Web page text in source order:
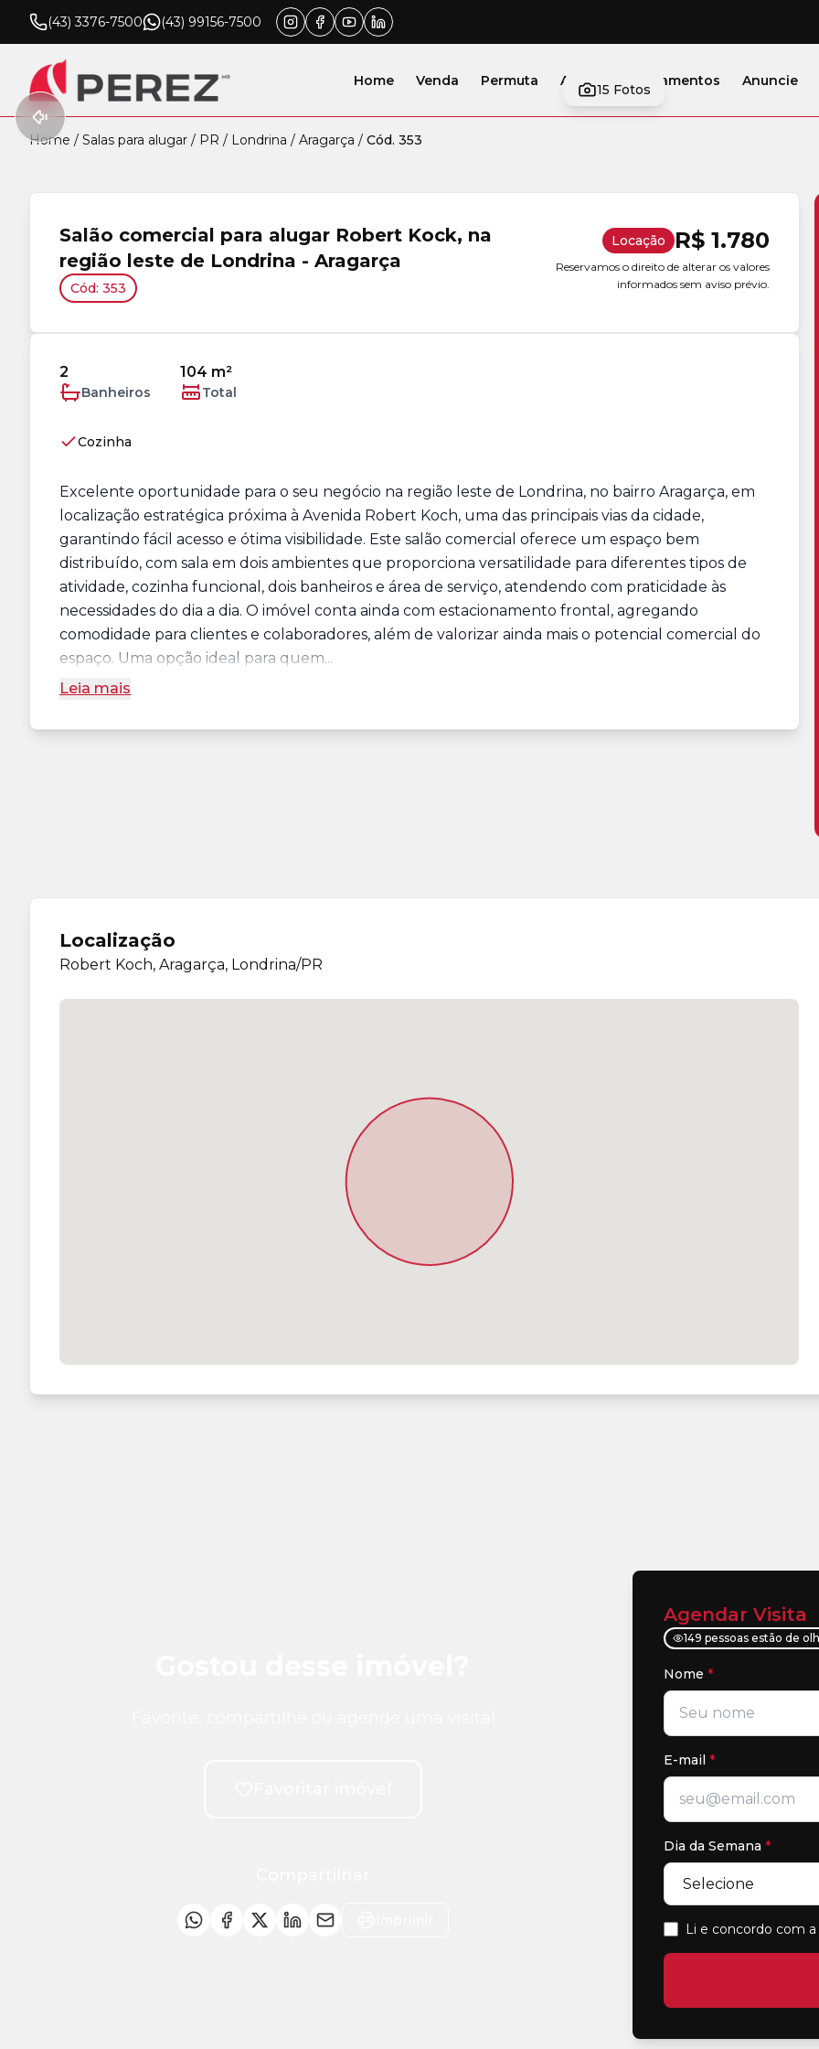
(43) 3376-7500 (43) 99156-7500
Home Venda Permuta Alugar Lançamentos Anuncie
15 Fotos
Home / Salas para alugar / PR / Londrina / Aragarça / Cód. 353
Salão comercial para alugar Robert Kock, na
região leste de Londrina - Aragarça
Cód: 353
Locação R$ 1.780
Reservamos o direito de alterar os valores
informados sem aviso prévio.
2
Banheiros
104 m²
Total
Cozinha
Excelente oportunidade para o seu negócio na região leste de Londrina, no bairro Aragarça, em
localização estratégica próxima à Avenida Robert Koch, uma das principais vias da cidade,
garantindo fácil acesso e ótima visibilidade. Este salão comercial oferece um espaço bem
distribuído, com sala em dois ambientes que proporciona versatilidade para diferentes tipos de
atividade, cozinha funcional, dois banheiros e área de serviço, atendendo com praticidade às
necessidades do dia a dia. O imóvel conta ainda com estacionamento frontal, agregando
comodidade para clientes e colaboradores, além de valorizar ainda mais o potencial comercial do
espaço. Uma opção ideal para quem...
Leia mais
Localização
Robert Koch, Aragarça, Londrina/PR
Agendar Visita
149 pessoas estão de
Nome *
E-mail *
Dia da Semana *
Li e concordo com a